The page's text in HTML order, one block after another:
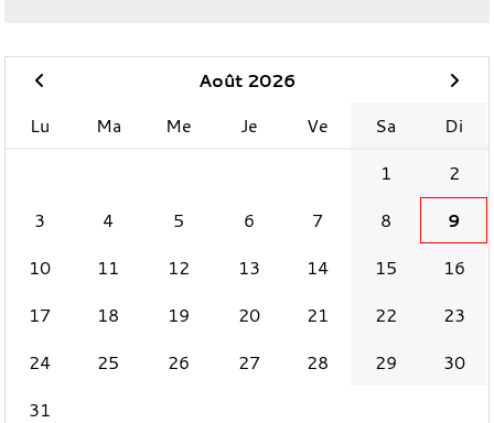
Août 2026
Lu
Ma Me Je Ve Sa
Di
1
2
3
4 5 6 7 8
9
10
11 12 13 14 15
16
17
18 19 20 21 22
23
24
25 26 27 28 29
30
31